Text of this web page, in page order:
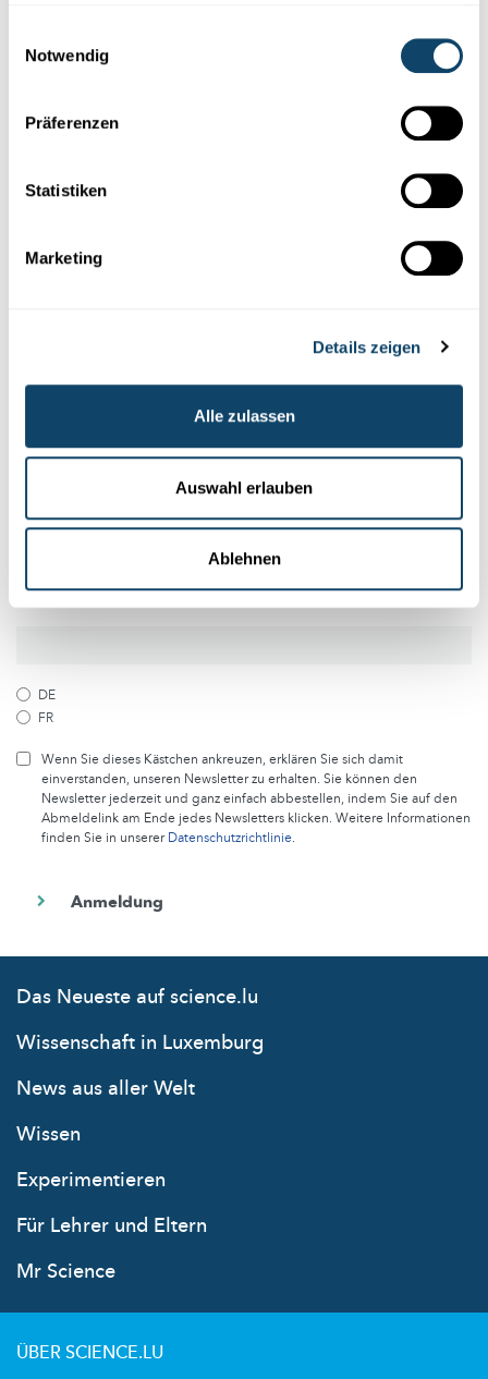
Notwendig
Präferenzen
Statistiken
Marketing
Details zeigen
Alle zulassen
Auswahl erlauben
Ablehnen
sehen, ändern Sie bitte Ihre Einstellungen.
Folge der Welt der Wissenschaft
und Forschung in Luxemburg
Melde dich kostenlos bei unserem Newsletter an und
erhalte jeden Monat die besten Artikel von science.lu
Abonniere unseren Newsletter
DE
FR
Wenn Sie dieses Kästchen ankreuzen, erklären Sie sich damit
einverstanden, unseren Newsletter zu erhalten. Sie können den
Newsletter jederzeit und ganz einfach abbestellen, indem Sie auf den
Abmeldelink am Ende jedes Newsletters klicken. Weitere Informationen
finden Sie in unsererDatenschutzrichtlinie.
Das Neueste auf science.lu
Wissenschaft in Luxemburg
News aus aller Welt
Wissen
Experimentieren
Für Lehrer und Eltern
Mr Science
ÜBER SCIENCE.LU